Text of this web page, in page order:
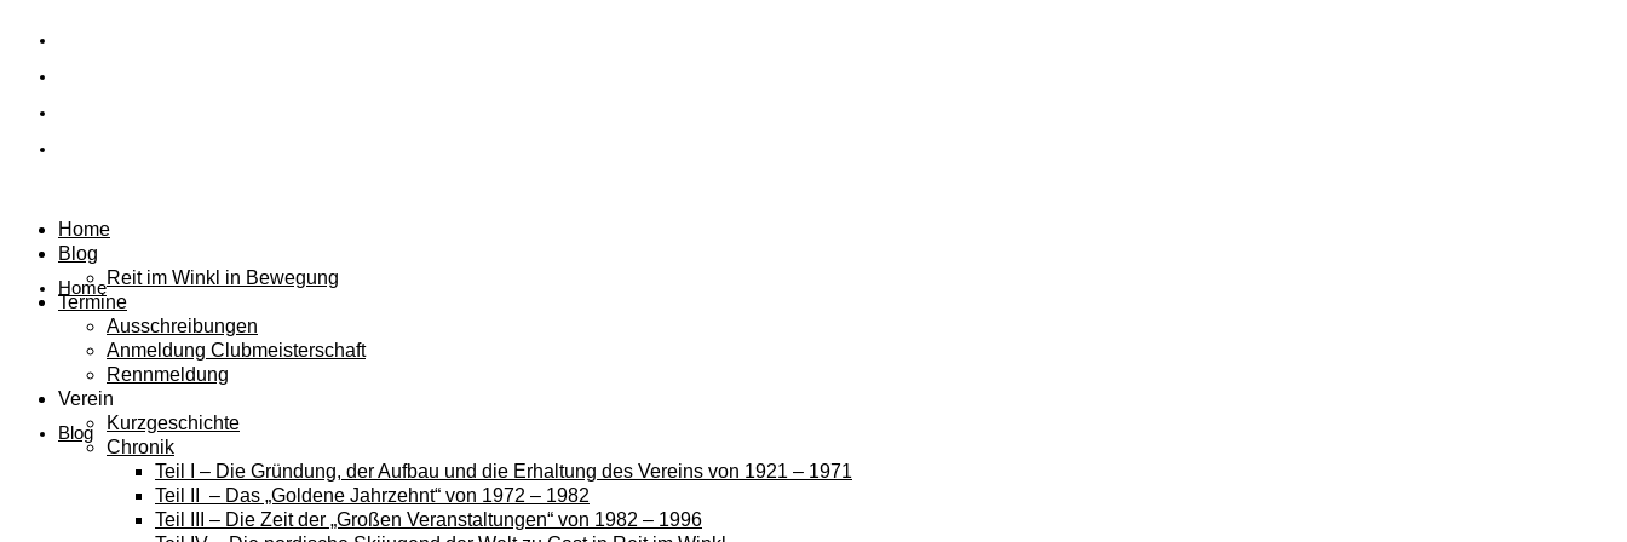
Home
Blog
Home
Blog
Reit im Winkl in Bewegung
Termine
Ausschreibungen
Anmeldung Clubmeisterschaft
Rennmeldung
Verein
Kurzgeschichte
Chronik
Teil I – Die Gründung, der Aufbau und die Erhaltung des Vereins von 1921 – 1971
Teil II – Das „Goldene Jahrzehnt“ von 1972 – 1982
Teil III – Die Zeit der „Großen Veranstaltungen“ von 1982 – 1996